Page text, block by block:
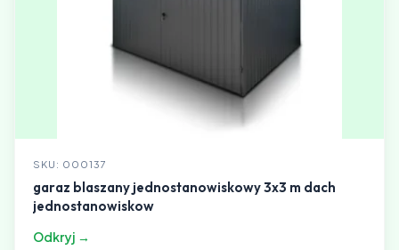
SKU: 000137
garaz blaszany jednostanowiskowy 3x3 m dach
jednostanowiskow
Odkryj →